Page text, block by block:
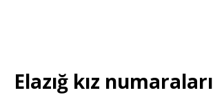
Elazığ kız numaraları